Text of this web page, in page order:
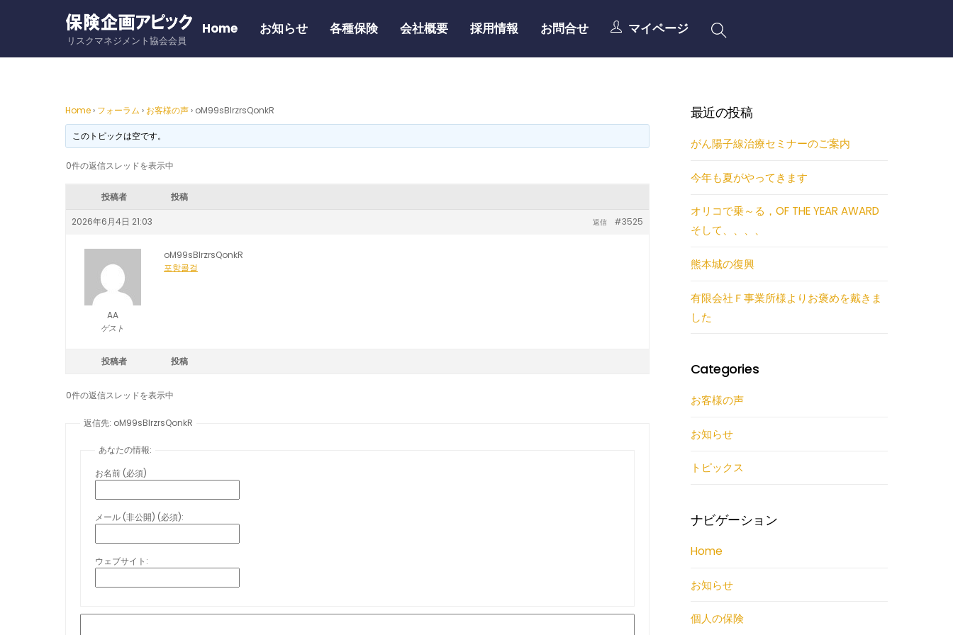
リスクマネジメント協会会員
Home お知らせ 各種保険 会社概要 採用情報 お問合せ マイページ
Home › フォーラム › お客様の声 › oM99sBlrzrsQonkR
このトピックは空です。
0件の返信スレッドを表示中
投稿者 投稿
2026年6月4日 21:03 #3525
返信
AA
ゲスト
oM99sBlrzrsQonkR
포항콜걸
投稿者 投稿
0件の返信スレッドを表示中
返信先: oM99sBlrzrsQonkR
あなたの情報:
お名前 (必須)
メール (非公開) (必須):
ウェブサイト:
最近の投稿
がん陽子線治療セミナーのご案内
今年も夏がやってきます
オリコで乗～る，OF THE YEAR AWARD
そして、、、、
熊本城の復興
有限会社Ｆ事業所様よりお褒めを戴きま
した
Categories
お客様の声
お知らせ
トピックス
ナビゲーション
Home
お知らせ
個人の保険